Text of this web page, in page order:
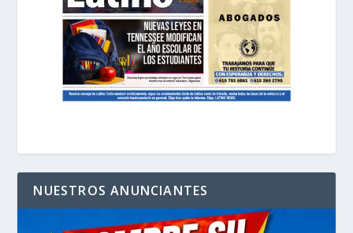
NUESTROS ANUNCIANTES